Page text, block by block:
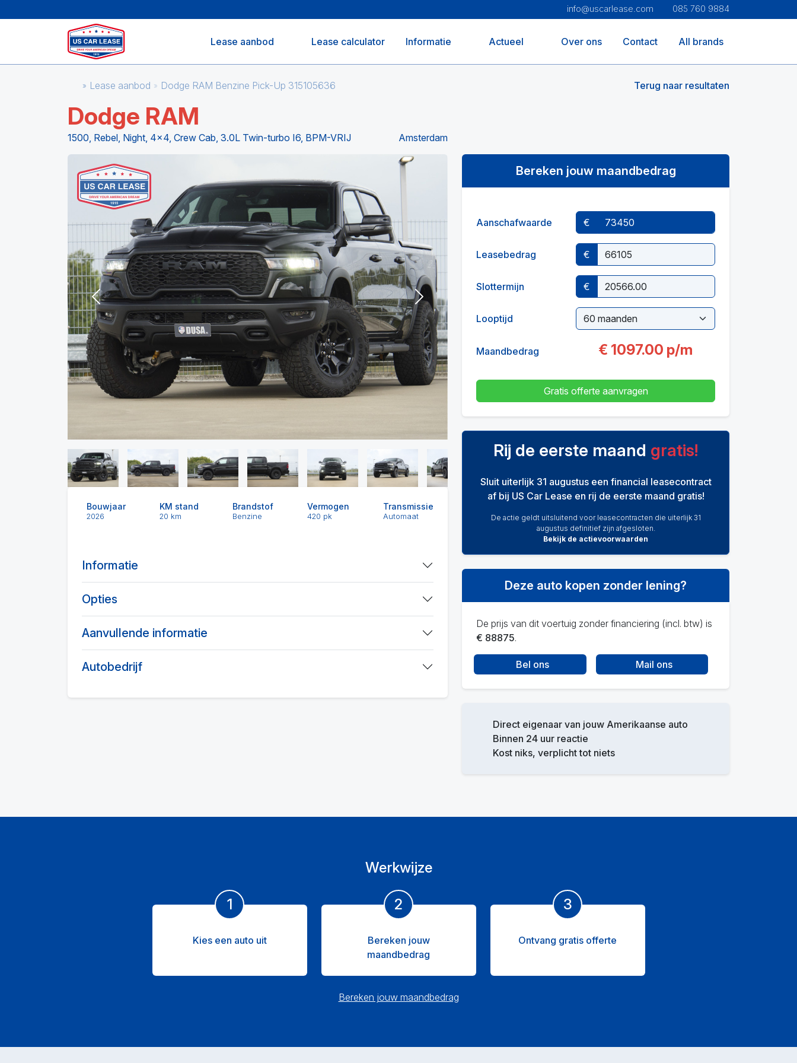
info@uscarlease.com 085 760 9884
Lease aanbod Lease calculator Informatie Actueel Over ons Contact All brands
Lease aanbod Dodge RAM Benzine Pick-Up 315105636 Terug naar resultaten
Dodge RAM
1500, Rebel, Night, 4x4, Crew Cab, 3.0L Twin-turbo I6, BPM-VRIJ Amsterdam
Previous Next
Bouwjaar
2026
KM stand
20 km
Brandstof
Benzine
Vermogen
420 pk
Transmissie
Automaat
Informatie
Opties
Aanvullende informatie
Autobedrijf
Bereken jouw maandbedrag
Aanschafwaarde €
Leasebedrag €
Slottermijn €
Looptijd
Maandbedrag € 1097.00 p/m
Gratis offerte aanvragen
Rij de eerste maand gratis!
Sluit uiterlijk 31 augustus een financial leasecontract
af bij US Car Lease en rij de eerste maand gratis!
De actie geldt uitsluitend voor leasecontracten die uiterlijk 31
augustus definitief zijn afgesloten.
Bekijk de actievoorwaarden
Deze auto kopen zonder lening?
De prijs van dit voertuig zonder financiering (incl. btw) is
€ 88875.
Bel ons Mail ons
Direct eigenaar van jouw Amerikaanse auto
Binnen 24 uur reactie
Kost niks, verplicht tot niets
Werkwijze
1
Kies een auto uit
2
Bereken jouw
maandbedrag
3
Ontvang gratis offerte
Bereken jouw maandbedrag